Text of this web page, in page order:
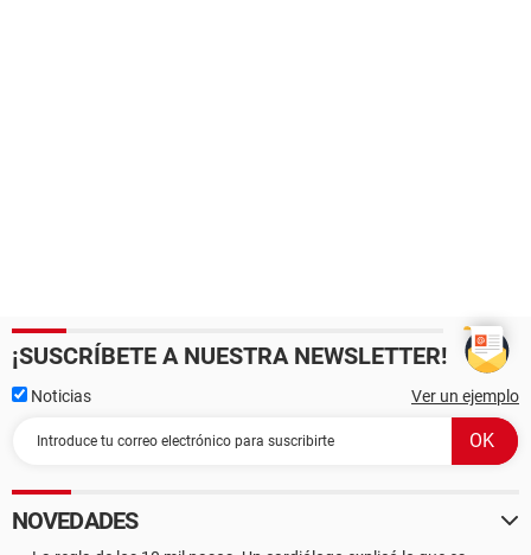
¡SUSCRÍBETE A NUESTRA NEWSLETTER!
Noticias Ver un ejemplo
NOVEDADES